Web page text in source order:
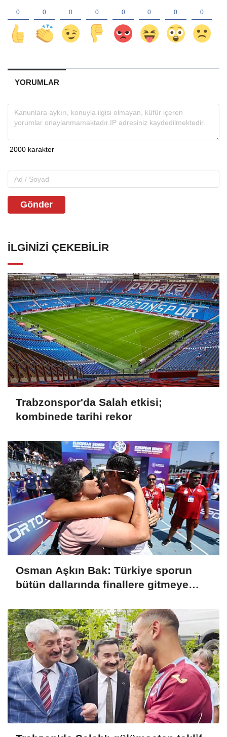
YORUMLAR
Gönder
İLGINIZI ÇEKEBILIR
Trabzonspor'da Salah etkisi;
kombinede tarihi rekor
Osman Aşkın Bak: Türkiye sporun
bütün dallarında finallere gitmeye